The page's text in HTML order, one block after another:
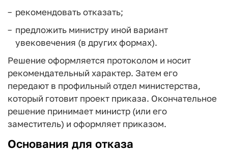
рекомендовать отказать;
предложить министру иной вариант
увековечения (в других формах).
Решение оформляется протоколом и носит
рекомендательный характер. Затем его
передают в профильный отдел министерства,
который готовит проект приказа. Окончательное
решение принимает министр (или его
заместитель) и оформляет приказом.
Основания для отказа